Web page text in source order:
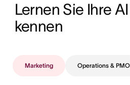
Lernen Sie Ihre
kennen
Marketing Operations & PMO